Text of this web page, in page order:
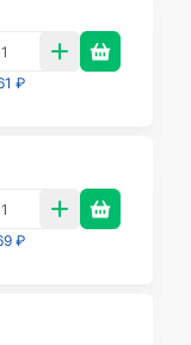
₽
₽